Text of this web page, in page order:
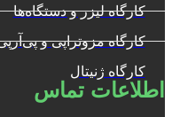
کارگاه لیزر و دستگاه‌ها
کارگاه مزوتراپی و
کارگاه ژنیتال
اطلاعات تماس